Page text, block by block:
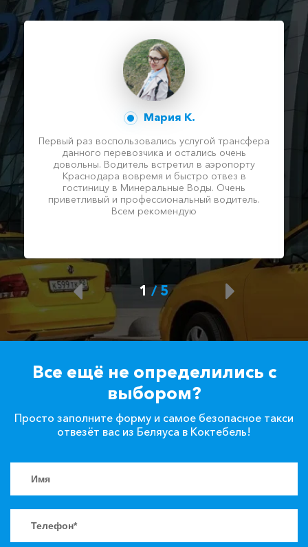
Мария К.
Первый раз воспользовались услугой трансфера
данного перевозчика и остались очень
довольны. Водитель встретил в аэропорту
Краснодара вовремя и быстро отвез в
гостиницу в Минеральные Воды. Очень
приветливый и профессиональный водитель.
Всем рекомендую
1/ 5
Все ещё не определились с
выбором?
Просто заполните форму и самое безопасное такси
отвезёт вас из Беляуса в Коктебель!